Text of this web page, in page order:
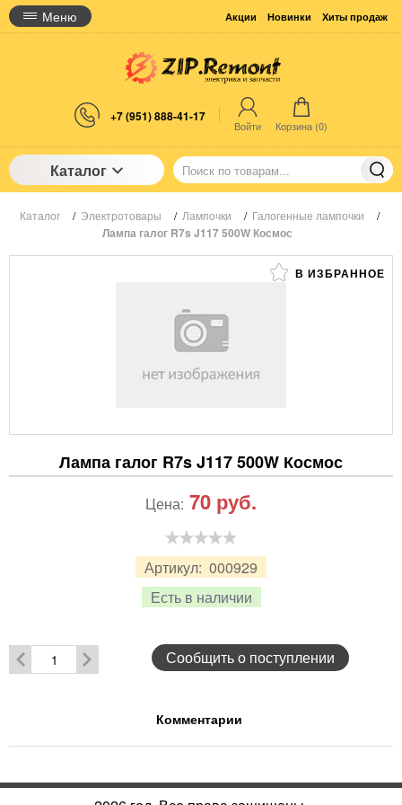
Меню Акции Новинки Хиты продаж
+7 (951) 888-41-17
Войти Корзина (0)
Каталог
Каталог / Электротовары / Лампочки / Галогенные лампочки /
Лампа галог R7s J117 500W Космос
В ИЗБРАННОЕ
Лампа галог R7s J117 500W Космос
Артикул: 000929
Есть в наличии
Цена: 70 руб.
Сообщить о поступлении
Комментарии